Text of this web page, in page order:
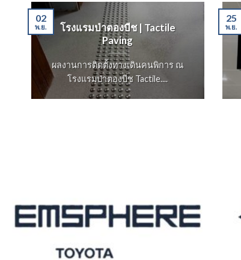
โรงแรมป่าตองบีช | Tactile
Paving
ผลงานการติดตั้งทางเดินคนพิการ ณ
โรงแรมป่าตองบีช Tactile....
02
พ.ย.
25
พ.ย.